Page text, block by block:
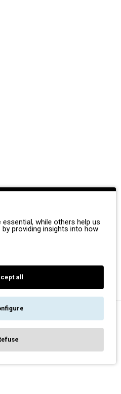
while others help us
providing insights into how
all